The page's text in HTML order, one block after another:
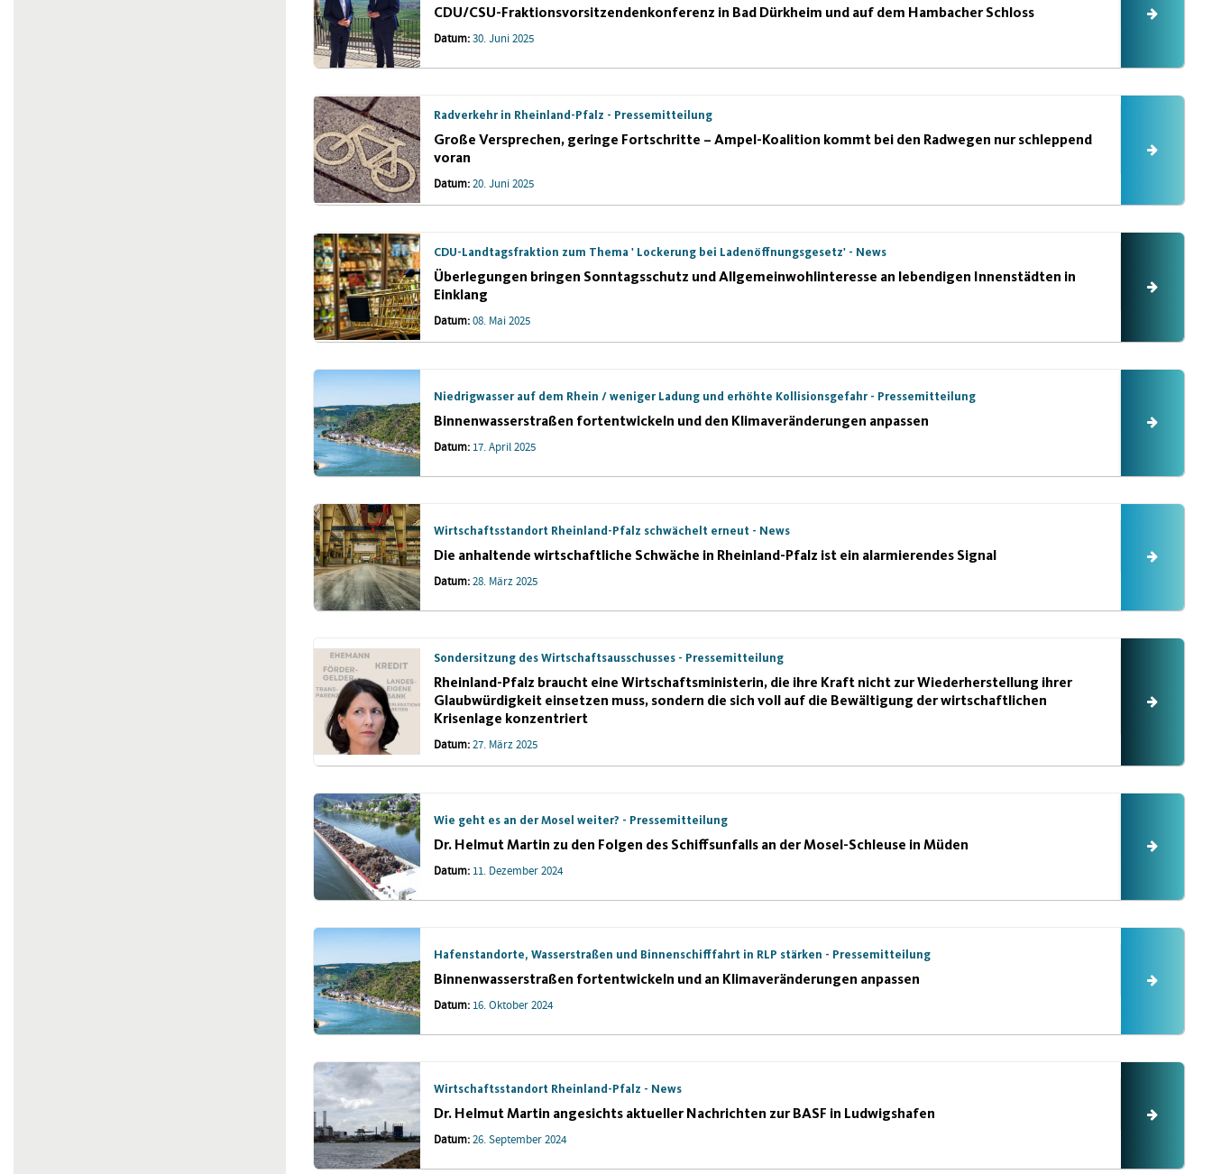
CDU/CSU-Fraktionsvorsitzendenkonferenz in Bad Dürkheim und auf dem Hambacher Schloss
Datum:30. Juni 2025
Radverkehr in Rheinland-Pfalz - Pressemitteilung
Große Versprechen, geringe Fortschritte – Ampel-Koalition kommt bei den Radwegen nur schleppend
voran
Datum:20. Juni 2025
CDU-Landtagsfraktion zum Thema ' Lockerung bei Ladenöffnungsgesetz' - News
Überlegungen bringen Sonntagsschutz und Allgemeinwohlinteresse an lebendigen Innenstädten in
Einklang
Datum:08. Mai 2025
Niedrigwasser auf dem Rhein / weniger Ladung und erhöhte Kollisionsgefahr - Pressemitteilung
Binnenwasserstraßen fortentwickeln und den Klimaveränderungen anpassen
Datum: 17. April 2025
Wirtschaftsstandort Rheinland-Pfalz schwächelt erneut - News
Die anhaltende wirtschaftliche Schwäche in Rheinland-Pfalz ist ein alarmierendes Signal
Datum:28. März 2025
Sondersitzung des Wirtschaftsausschusses - Pressemitteilung
Rheinland-Pfalz braucht eine Wirtschaftsministerin, die ihre Kraft nicht zur Wiederherstellung ihrer
Glaubwürdigkeit einsetzen muss, sondern die sich voll auf die Bewältigung der wirtschaftlichen
Krisenlage konzentriert
Datum:27. März 2025
Wie geht es an der Mosel weiter? - Pressemitteilung
Dr. Helmut Martin zu den Folgen des Schiffsunfalls an der Mosel-Schleuse in Müden
Datum: 11. Dezember 2024
Hafenstandorte, Wasserstraßen und Binnenschifffahrt in RLP stärken - Pressemitteilung
Binnenwasserstraßen fortentwickeln und an Klimaveränderungen anpassen
Datum: 16. Oktober 2024
Wirtschaftsstandort Rheinland-Pfalz - News
Dr. Helmut Martin angesichts aktueller Nachrichten zur BASF in Ludwigshafen
Datum:26. September 2024